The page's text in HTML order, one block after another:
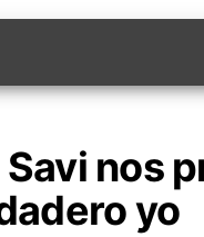
nos
yo